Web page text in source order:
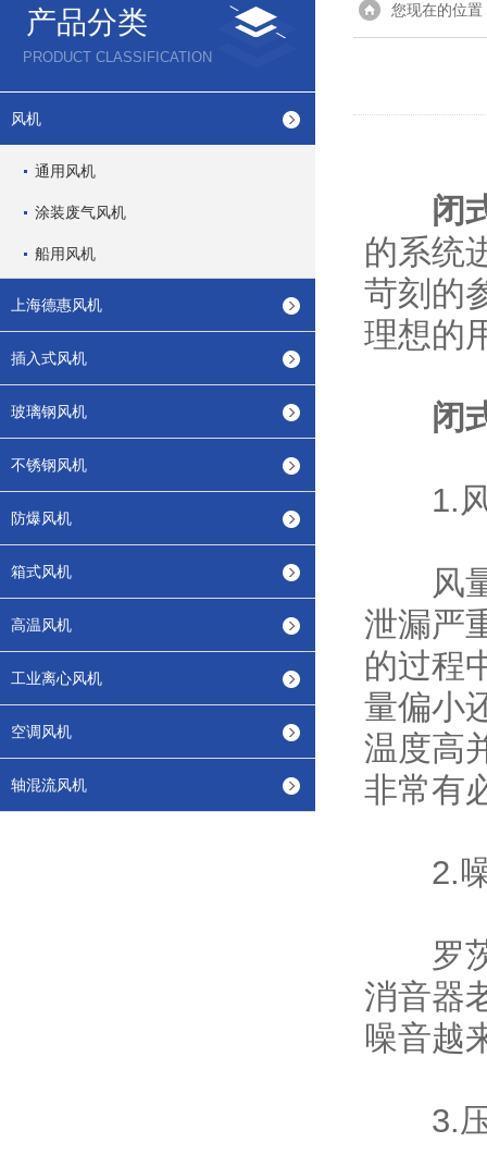
产品分类
PRODUCT CLASSIFICATION
风机
通用风机
涂装废气风机
船用风机
上海德惠风机
插入式风机
玻璃钢风机
不锈钢风机
防爆风机
箱式风机
高温风机
工业离心风机
空调风机
轴混流风机
您现在的位置
闭
的系统
苛刻的
理想的
闭
1.风
风量
泄漏严
的过程
量偏小
温度高
非常有
2.噪
罗茨
消音器
噪音越
3.压